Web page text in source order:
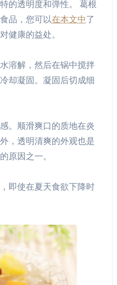
的透明度和弹性。 葛根
品，您可以在本文中了
健康的益处。
溶解，然后在锅中搅拌
却凝固。凝固后切成细
。顺滑爽口的质地在炎
，透明清爽的外观也是
原因之一。
即使在夏天食欲下降时